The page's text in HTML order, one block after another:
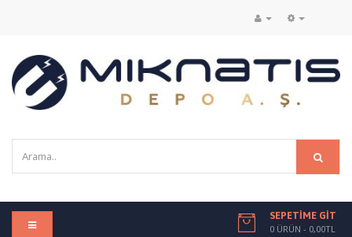
SEPETIME GIT
0 ÜRÜN - 0,00TL